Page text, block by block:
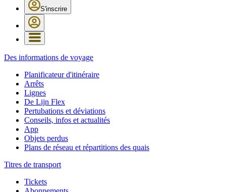
S'inscrire
Des informations de voyage
Planificateur d'itinéraire
Arrêts
Lignes
De Lijn Flex
Pertubations et déviations
Conseils, infos et actualités
App
Objets perdus
Plans de réseau et répartitions des quais
Titres de transport
Tickets